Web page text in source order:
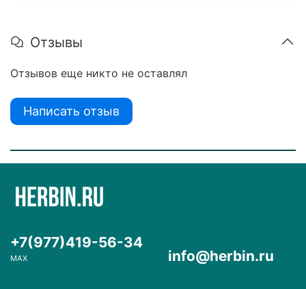
Отзывы
Отзывов еще никто не оставлял
Написать отзыв
+7(977)419-56-34
MAX info@herbin.ru